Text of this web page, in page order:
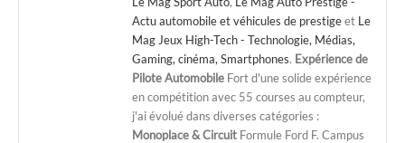
Actu automobile et véhicules de prestigeet Le
Mag Jeux High-Tech - Technologie, Médias,
Gaming, cinéma, Smartphones. Expérience de
Pilote Automobile Fort d'une solide expérience
en compétition avec 55 courses au compteur,
j'ai évolué dans diverses catégories :
Monoplace & Circuit Formule Ford F. Campus